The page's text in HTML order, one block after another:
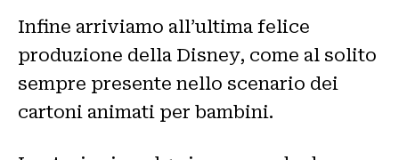
Infine arriviamo all’ultima felice
produzione della Disney, come al solito
sempre presente nello scenario dei
cartoni animati per bambini.